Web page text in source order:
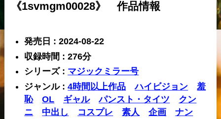
《1svmgm00028》 作品情報
発売日 : 2024-08-22
収録時間 : 276分
シリーズ : マジックミラー号
ジャンル :4時間以上作品 ハイビジョン
羞
恥
OL ギャル パンスト・タイツ
クン
ニ
中出し コスプレ 素人 企画
ナン